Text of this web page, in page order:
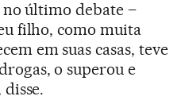
último debate –
filho, como muita
em suas casas, teve
o superou e